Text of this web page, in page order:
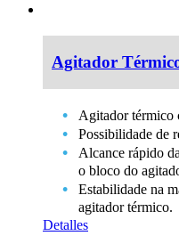
Agitador
Agitador térmico
Possibilidade de
Alcance rápido
o bloco do
Estabilidade na
agitador térmico.
Detalles